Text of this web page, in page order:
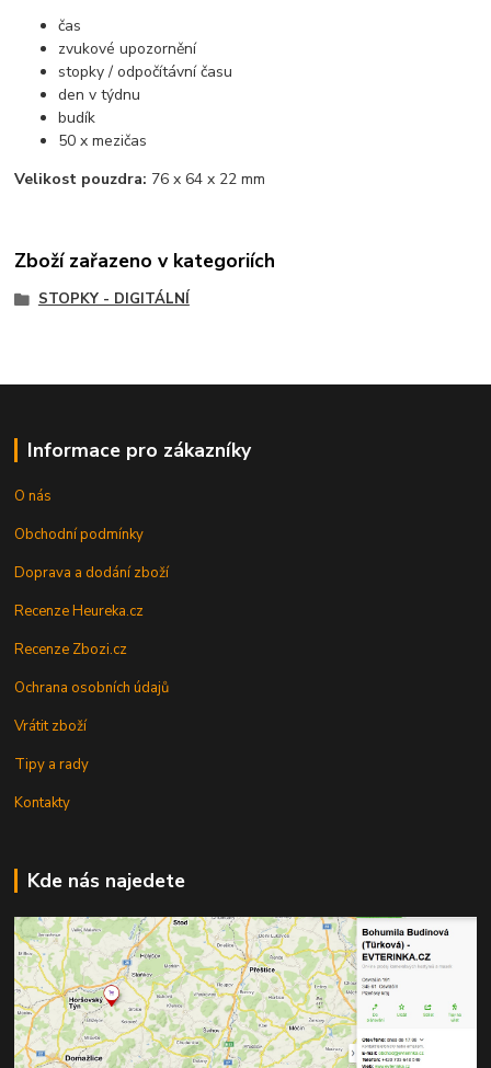
čas
zvukové upozornění
stopky / odpočítávní času
den v týdnu
budík
50 x mezičas
Velikost pouzdra: 76 x 64 x 22 mm
Zboží zařazeno v kategoriích
STOPKY - DIGITÁLNÍ
Informace pro zákazníky
O nás
Obchodní podmínky
Doprava a dodání zboží
Recenze Heureka.cz
Recenze Zbozi.cz
Ochrana osobních údajů
Vrátit zboží
Tipy a rady
Kontakty
Kde nás najedete